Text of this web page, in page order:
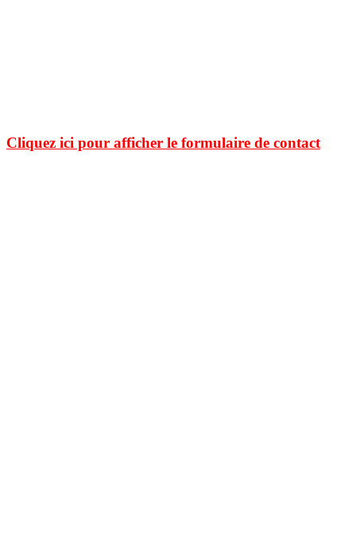
Cliquez ici pour afficher le formulaire de contact